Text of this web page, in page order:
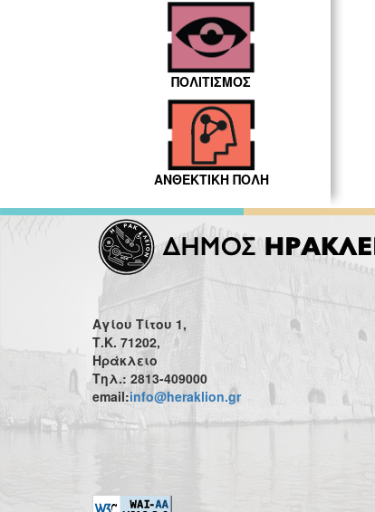
ΠΟΛΙΤΙΣΜΟΣ
ΑΝΘΕΚΤΙΚΗ ΠΟΛΗ
Αγίου Τίτου 1,
Τ.Κ. 71202,
Ηράκλειο
Τηλ.: 2813-409000
email:info@heraklion.gr